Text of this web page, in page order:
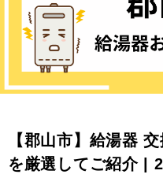
【郡山市】給湯器
を厳選してご紹介 |